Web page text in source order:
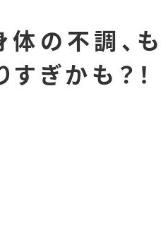
の不調、
すぎかも？！